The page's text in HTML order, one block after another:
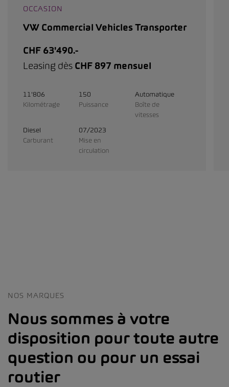
OCCASION
VW Commercial Vehicles Transporter
CHF 63'490.-
Leasing dès CHF 897 mensuel
11'806
Kilométrage
150
Puissance
Automatique
Boîte de
vitesses
Diesel
Carburant
07/2023
Mise en
circulation
NOS MARQUES
Nous sommes à votre
disposition pour toute autre
question ou pour un essai
routier